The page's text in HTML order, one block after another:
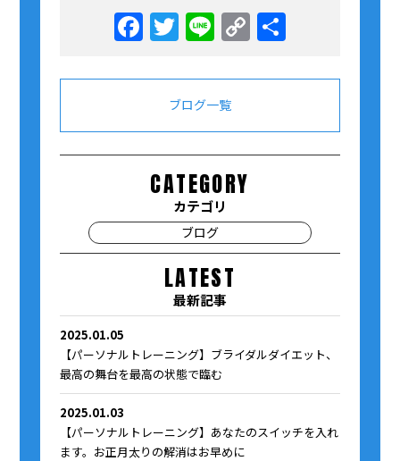
Facebook
Twitter
LineCopy
Link
ブログ一覧
CATEGORY
カテゴリ
ブログ
LATEST
最新記事
2025.01.05
【パーソナルトレーニング】ブライダルダイエット、
最高の舞台を最高の状態で臨む
2025.01.03
【パーソナルトレーニング】あなたのスイッチを入れ
ます。お正月太りの解消はお早めに